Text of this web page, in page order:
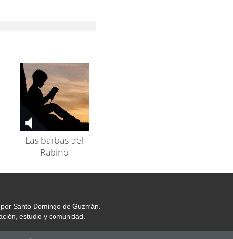
Las barbas del
Rabino
Santo Domingo de Guzmán.
estudio y comunidad.